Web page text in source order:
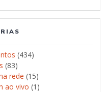
(434)
(83)
rede (15)
ao vivo (1)